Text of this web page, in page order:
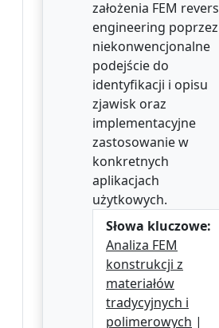
założenia FEM
engineering poprzez
niekonwencjonalne
podejście do
identyfikacji i opisu
zjawisk oraz
implementacyjne
zastosowanie w
konkretnych
aplikacjach
użytkowych.
Słowa kluczowe:
Analiza FEM
konstrukcji z
materiałów
tradycyjnych i
polimerowych |